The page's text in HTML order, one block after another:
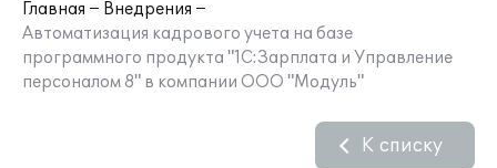
Главная
Внедрения
Автоматизация кадрового учета на базе
программного продукта "1С:Зарплата и Управление
персоналом 8" в компании ООО "Модуль"
К списку